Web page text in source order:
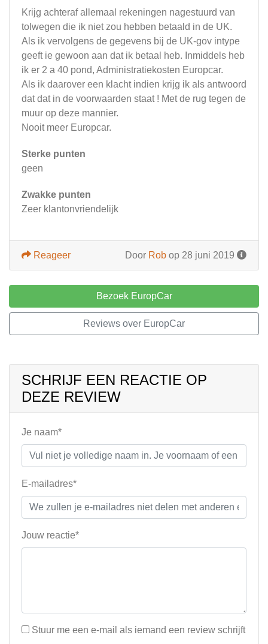
Krijg achteraf allemaal rekeningen nagestuurd van
tolwegen die ik niet zou hebben betaald in de UK.
Als ik vervolgens de gegevens bij de UK-gov intype
geeft ie gewoon aan dat ik betaal heb. Inmiddels heb
ik er 2 a 40 pond, Administratiekosten Europcar.
Als ik daarover een klacht indien krijg ik als antwoord
dat dat in de voorwaarden staat ! Met de rug tegen de
muur op deze mannier.
Nooit meer Europcar.
Sterke punten
geen
Zwakke punten
Zeer klantonvriendelijk
Door Rob op 28 juni 2019
Reageer
Bezoek EuropCar
Reviews over EuropCar
SCHRIJF EEN REACTIE OP
DEZE REVIEW
Je naam*
E-mailadres*
Jouw reactie*
Stuur me een e-mail als iemand een review schrijft